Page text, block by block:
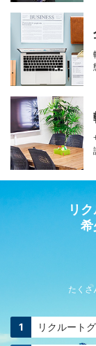
リ
希
たくさ
リクルート